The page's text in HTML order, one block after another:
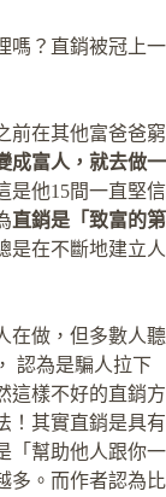
嗎？直銷被冠上一
前在其他富爸爸窮
成富人，就去做一
是他15間一直堅信
直銷是「致富的第
是在不斷地建立人
在做，但多數人聽
認為是騙人拉下
這樣不好的直銷方
！其實直銷是具有
「幫助他人跟你一
多。而作者認為比